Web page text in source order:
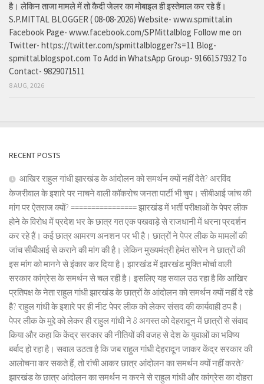
है। लेकिन ताजा मामले में तो कैदी जेलर का मोबाइल ही इस्तेमाल कर रहे हैं।
S.P.MITTAL BLOGGER ( 08-08-2026) Website- www.spmittal.in
Facebook Page- www.facebook.com/SPMittalblog Follow me on
Twitter- https://twitter.com/spmittalblogger?s=11 Blog-
spmittal.blogspot.com To Add in WhatsApp Group- 9166157932 To
Contact- 9829071511
8 AUG, 2026
RECENT POSTS
आखिर राहुल गांधी झारखंड के आंदोलन को समर्थन क्यों नहीं देते? अरविंद
केजरीवाल के इशारे पर नाचने वाली कॉकरोच जनता पार्टी भी चुप। सीबीआई जांच की
मांग पर ऐतराज क्यों? ================ झारखंड में भर्ती परीक्षाओं के पेपर लीक
होने के विरोध में प्रदेश भर के छात्र गत एक पखवाड़े से राजधानी में धरना प्रदर्शन
कर रहे हैं। कई छात्र आमरण अनशन पर भी है। छात्रों ने पेपर लीक के मामलों की
जांच सीबीआई से कराने की मांग की है। लेकिन मुख्यमंत्री हेमंत सोरेन ने छात्रों की
इस मांग को मानने से इंकार कर दिया है। झारखंड में झारखंड मुक्ति मोर्चा वाली
सरकार कांग्रेस के समर्थन से चल रही है। इसलिए यह सवाल उठ रहा है कि आखिर
प्रतिपक्ष के नेता राहुल गांधी झारखंड के छात्रों के आंदोलन को समर्थन क्यों नहीं दे रहे
है? राहुल गांधी के इशारे पर ही नीट पेपर लीक को लेकर संसद की कार्यवाही ठप है।
पेपर लीक के मुद्दे को लेकर ही राहुल गांधी ने 8 अगस्त को देहरादून में छात्रों से संवाद
किया और कहा कि केंद्र सरकार की नीतियों की वजह से देश के युवाओं का भविष्य
बर्बाद हो रहा है। सवाल उठता है कि जब राहुल गांधी देहरादून जाकर केंद्र सरकार की
आलोचना कर सकते हैं, तो रांची आकर छात्र आंदोलन का समर्थन क्यों नहीं करते?
झारखंड के छात्र आंदोलन का समर्थन न करने से राहुल गांधी और कांग्रेस का दोहरा